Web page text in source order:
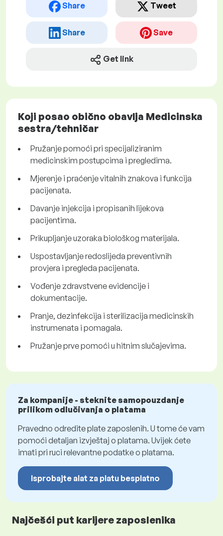
Share Tweet
Share Save
Get link
Koji posao obično obavlja Medicinska
sestra/tehničar
Pružanje pomoći pri specijaliziranim
medicinskim postupcima i pregledima.
Mjerenje i praćenje vitalnih znakova i funkcija
pacijenata.
Davanje injekcija i propisanih lijekova
pacijentima.
Prikupljanje uzoraka biološkog materijala.
Uspostavljanje redoslijeda preventivnih
provjera i pregleda pacijenata.
Vođenje zdravstvene evidencije i
dokumentacije.
Pranje, dezinfekcija i sterilizacija medicinskih
instrumenata i pomagala.
Pružanje prve pomoći u hitnim slučajevima.
Za kompanije - steknite samopouzdanje
prilikom odlučivanja o platama
Pravedno odredite plate zaposlenih. U tome će vam
pomoći detaljan izvještaj o platama. Uvijek ćete
imati pri ruci relevantne podatke o platama.
Isprobajte alat za platu besplatno
Najčešći put karijere zaposlenika